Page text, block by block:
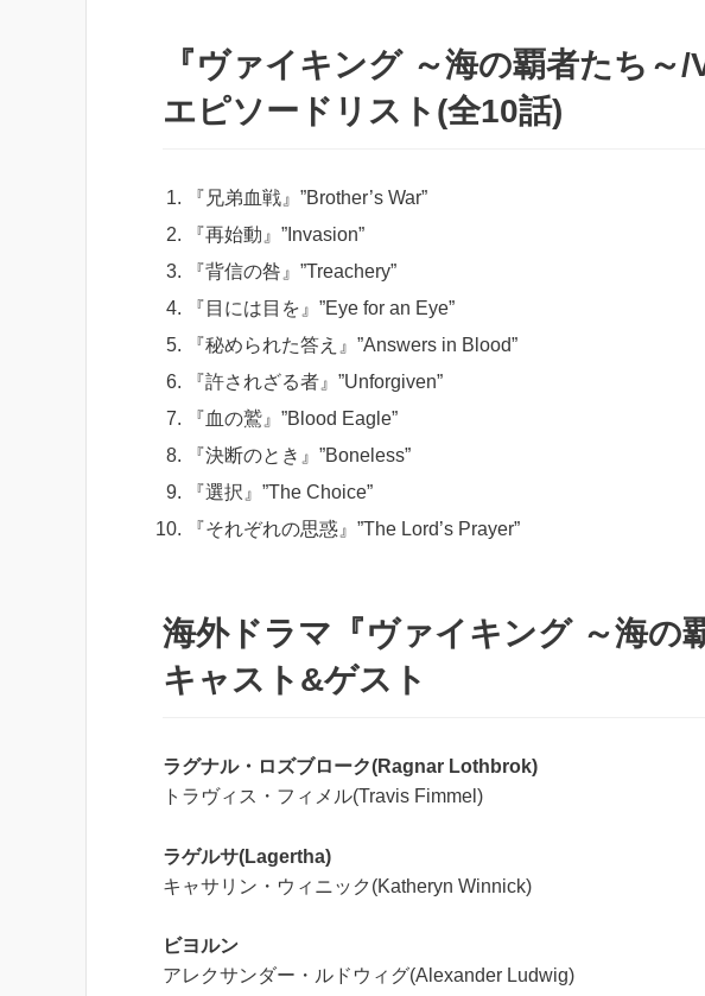
『ヴァイキング ～海の覇者たち～
エピソードリスト(全10話)
『兄弟血戦』”Brother’s War”
『再始動』”Invasion”
『背信の咎』”Treachery”
『目には目を』”Eye for an Eye”
『秘められた答え』”Answers in Blood”
『許されざる者』”Unforgiven”
『血の鷲』”Blood Eagle”
『決断のとき』”Boneless”
『選択』”The Choice”
『それぞれの思惑』”The Lord’s Prayer”
海外ドラマ『ヴァイキング ～海の
キャスト&ゲスト
ラグナル・ロズブローク(Ragnar Lothbrok)
トラヴィス・フィメル(Travis Fimmel)
ラゲルサ(Lagertha)
キャサリン・ウィニック(Katheryn Winnick)
ビヨルン
アレクサンダー・ルドウィグ(Alexander Ludwig)